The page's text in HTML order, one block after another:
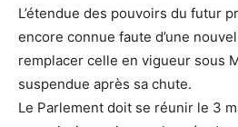
L’étendue des pouvoirs du futur
encore connue faute d’une
remplacer celle en vigueur sous
suspendue après sa chute.
Le Parlement doit se réunir le 3